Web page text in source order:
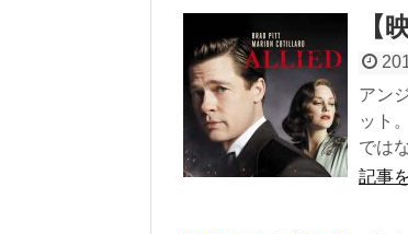
【
アン
ット
では
記事